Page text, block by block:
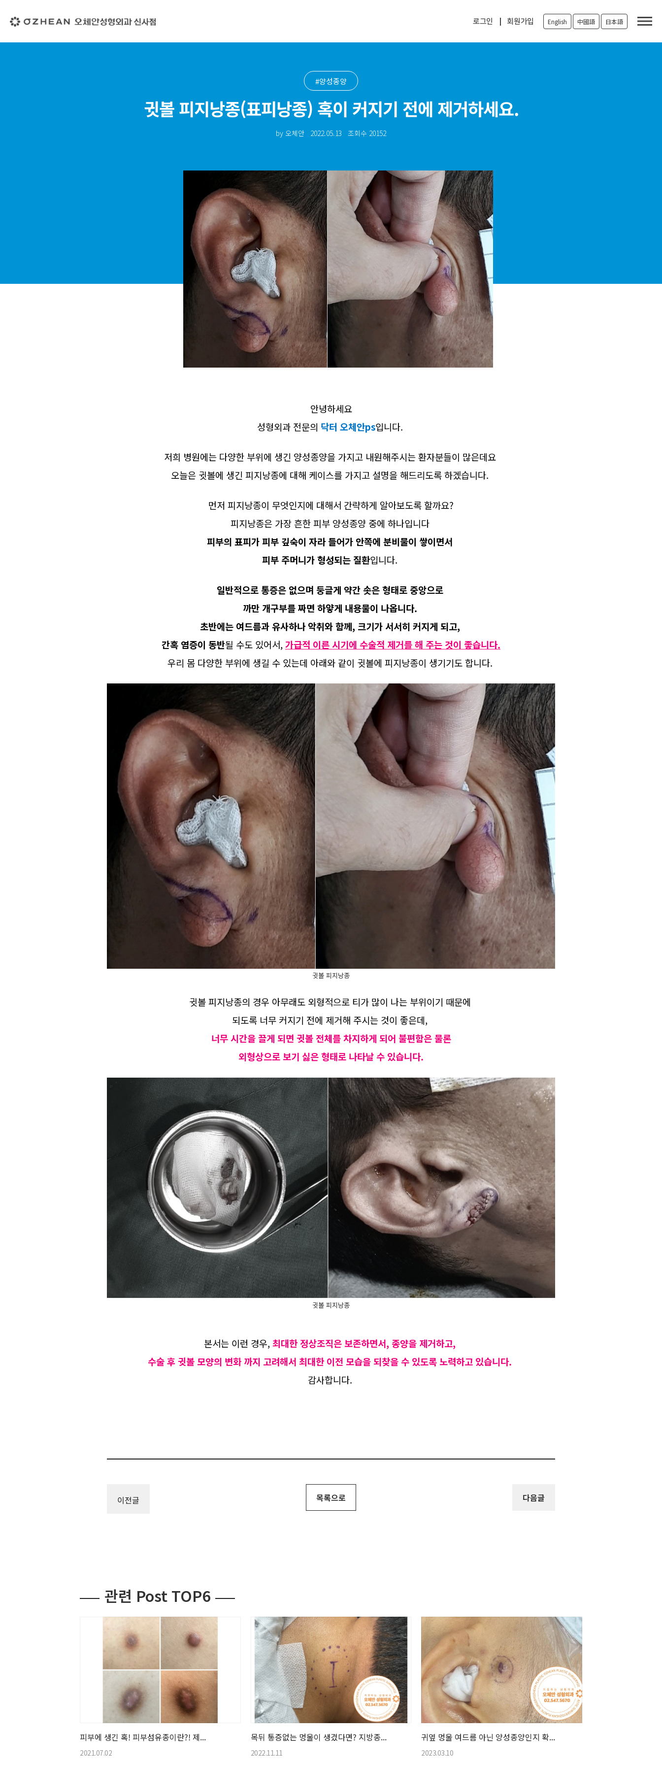
로그인 회원가입 English 中國語 日本語
#양성종양
귓볼 피지낭종(표피낭종) 혹이 커지기 전에 제거하세요.
by 오체안 2022.05.13 조회수 20152
안녕하세요
성형외과 전문의 닥터 오체안ps입니다.
저희 병원에는 다양한 부위에 생긴 양성종양을 가지고 내원해주시는 환자분들이 많은데요
오늘은 귓볼에 생긴 피지낭종에 대해 케이스를 가지고 설명을 해드리도록 하겠습니다.
먼저 피지낭종이 무엇인지에 대해서 간략하게 알아보도록 할까요?
피지낭종은 가장 흔한 피부 양성종양 중에 하나입니다
피부의 표피가 피부 깊숙이 자라 들어가 안쪽에 분비물이 쌓이면서
피부 주머니가 형성되는 질환입니다.
일반적으로 통증은 없으며 둥글게 약간 솟은 형태로 중앙으로
까만 개구부를 짜면 하얗게 내용물이 나옵니다.
초반에는 여드름과 유사하나 악취와 함께, 크기가 서서히 커지게 되고,
간혹 염증이 동반될 수도 있어서, ​ 가급적 이른 시기에 수술적 제거를 해 주는 것이 좋습니다.
우리 몸 다양한 부위에 생길 수 있는데 아래와 같이 귓볼에 피지낭종이 생기기도 합니다.
귓볼 피지낭종
귓볼 피지낭종의 경우 아무래도 외형적으로 티가 많이 나는 부위이기 때문에
되도록 너무 커지기 전에 제거해 주시는 것이 좋은데,
너무 시간을 끌게 되면 귓볼 전체를 차지하게 되어 불편함은 물론
외형상으로 보기 싫은 형태로 나타날 수 있습니다.
귓볼 피지낭종
본서는 이런 경우, 최대한 정상조직은 보존하면서, 종양을 제거하고,
수술 후 귓볼 모양의 변화 까지 고려해서 최대한 이전 모습을 되찾을 수 있도록 노력하고 있습니다.
감사합니다.
이전글 목록으로 다음글
관련 Post TOP6
피부에 생긴 혹! 피부섬유종이란?! 제...
2021.07.02
목뒤 통증없는 멍울이 생겼다면? 지방종...
2022.11.11
귀옆 멍울 여드름 아닌 양성종양인지 확...
2023.03.10